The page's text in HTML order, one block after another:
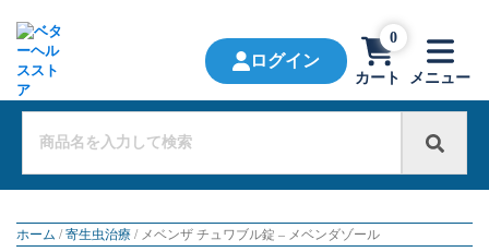
ログイン
カート
0
メニュー
ホーム /寄生虫治療 / メベンザ チュワブル錠 – メベンダゾール